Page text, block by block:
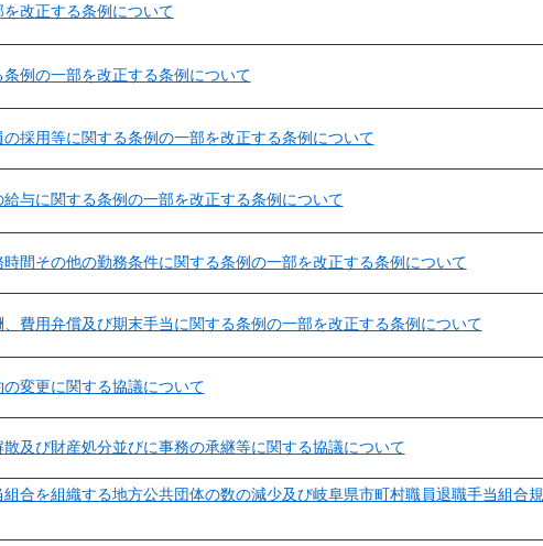
改正する条例について
例の一部を改正する条例について
採用等に関する条例の一部を改正する条例について
与に関する条例の一部を改正する条例について
間その他の勤務条件に関する条例の一部を改正する条例について
費用弁償及び期末手当に関する条例の一部を改正する条例について
変更に関する協議について
及び財産処分並びに事務の承継等に関する協議について
合を組織する地方公共団体の数の減少及び岐阜県市町村職員退職手当組合